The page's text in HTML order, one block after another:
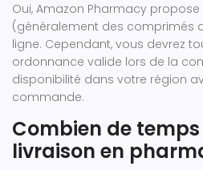
Oui, Amazon Pharmacy
(généralement des comprimés
ligne. Cependant, vous devrez
ordonnance valide lors de la
disponibilité dans votre région
commande.
Combien de
livraison en